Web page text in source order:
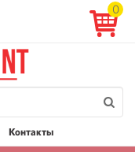
0
Контакты